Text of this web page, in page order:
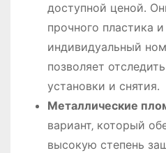
доступной ценой․
прочного пластика
индивидуальный
позволяет
установки и снятия․
Металлические
вариант‚ который
высокую степень